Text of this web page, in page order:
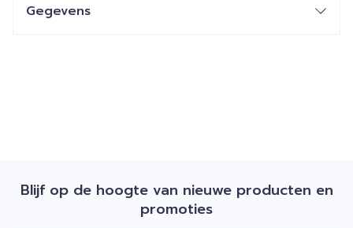
Gegevens
Blijf op de hoogte van nieuwe producten en
promoties